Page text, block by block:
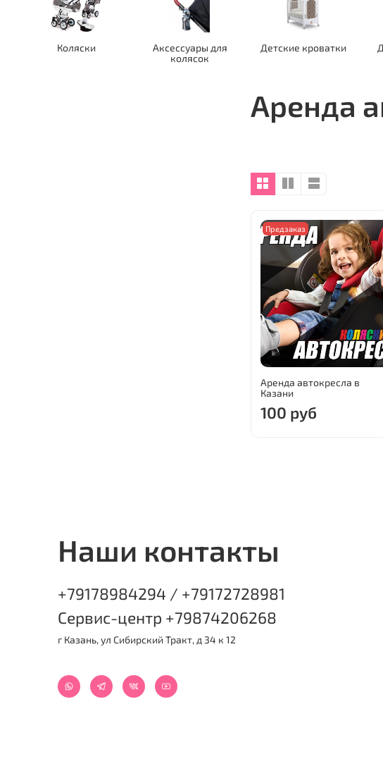
Коляски
Аксессуары для
колясок
Детские кроватки
Аренда
Предзаказ
Аренда автокресла в
Казани
100 руб
Наши контакты
+79178984294 / +79172728981
Сервис-центр +79874206268
г Казань, ул Сибирский Тракт, д 34 к 12